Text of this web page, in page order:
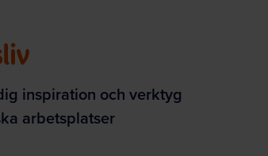
inspiration och verktyg
arbetsplatser